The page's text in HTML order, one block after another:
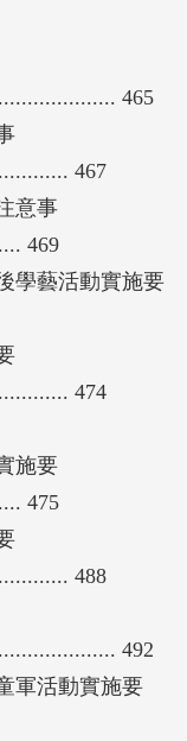
465
467
意事
469
學藝活動實施要
474
施要
475
488
492
軍活動實施要